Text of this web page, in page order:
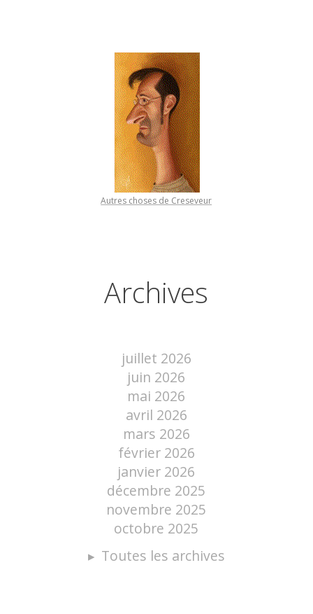
Autres choses de Creseveur
Archives
juillet 2026
juin 2026
mai 2026
avril 2026
mars 2026
février 2026
janvier 2026
décembre 2025
novembre 2025
octobre 2025
Toutes les archives